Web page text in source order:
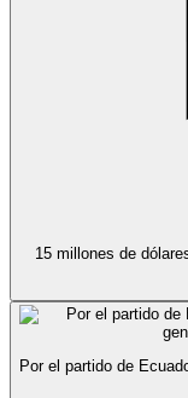
15 millones de
Por el partido de